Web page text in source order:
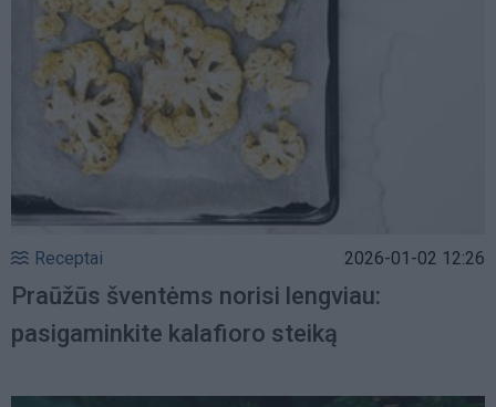
Receptai 2026-01-02 12:26
Praūžūs šventėms norisi lengviau:
pasigaminkite kalafioro steiką